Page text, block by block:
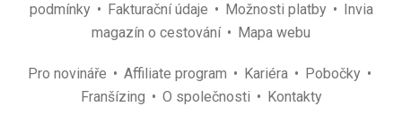
podmínky
Fakturační údaje Možnosti platby
Invia
magazín o cestování
Mapa webu
Pro novináře Affiliate program Kariéra
Pobočky
Franšízing
O společnosti Kontakty